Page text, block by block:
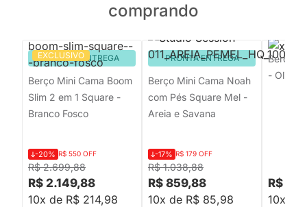
comprando
EXCLUSIVO
PRONTA ENTREGA
Berço Mini Cama Boom
Slim 2 em 1 Square -
Branco Fosco
R$ 2.699,88
-20% R$ 550 OFF
R$ 2.149,88
10x de R$ 214,98
PRONTA ENTREGA
Berço Mini Cama Noah
com Pés Square Mel -
Areia e Savana
R$ 1.038,88
-17% R$ 179 OFF
R$ 859,88
10x de R$ 85,98
Berço
- Oliva
R$
10x de